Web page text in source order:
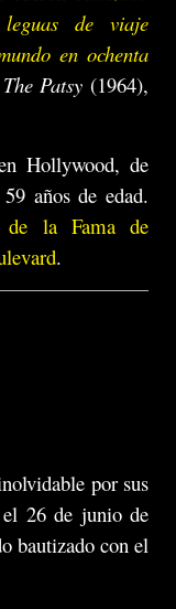
leguas de viaje
en ochenta
The Patsy (1964),
Hollywood, de
años de edad.
de la Fama de
.
por sus
el 26 de junio de
bautizado con el